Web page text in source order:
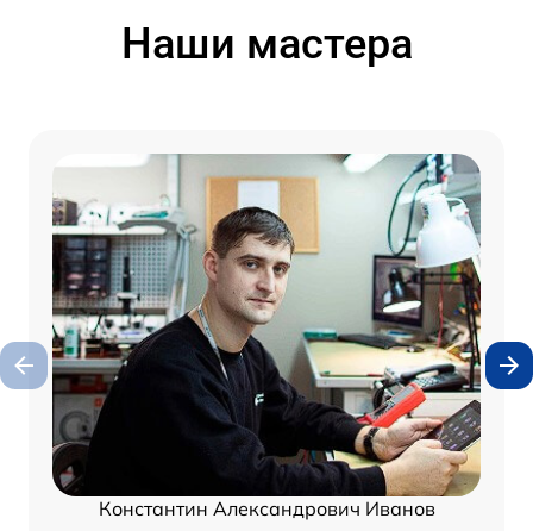
Наши мастера
Константин Александрович Иванов